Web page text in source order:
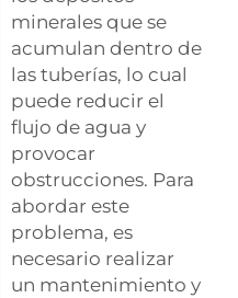
minerales que se
acumulan dentro de
las tuberías, lo cual
puede reducir el
flujo de agua y
provocar
obstrucciones. Para
abordar este
problema, es
necesario realizar
un mantenimiento y